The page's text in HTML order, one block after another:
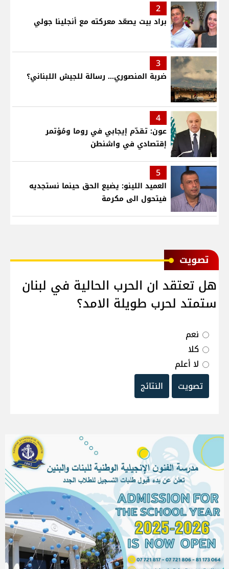
2
براد بيت يصعّد معركته مع أنجلينا جولي
3
ضربة المنصوري... رسالة للجيش اللبناني؟
4
عون: تقدّم إيجابي في روما ومُؤتمر
إقتصادي في واشنطن
5
العميد اللينو: يضيع الحق حينما نستجديه
فيتحول الى مكرمة
ﺗﺼﻮﻳﺖ
هل تعتقد ان الحرب الحالية في لبنان
ستمتد لحرب طويلة الامد؟
نعم
كلا
لا أعلم
تصويت
النتائج